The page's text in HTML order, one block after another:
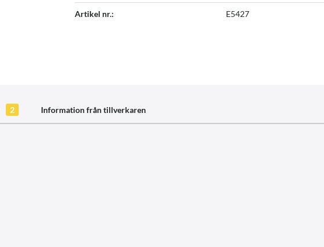
Artikel nr.: E5427
2 Information från tillverkaren